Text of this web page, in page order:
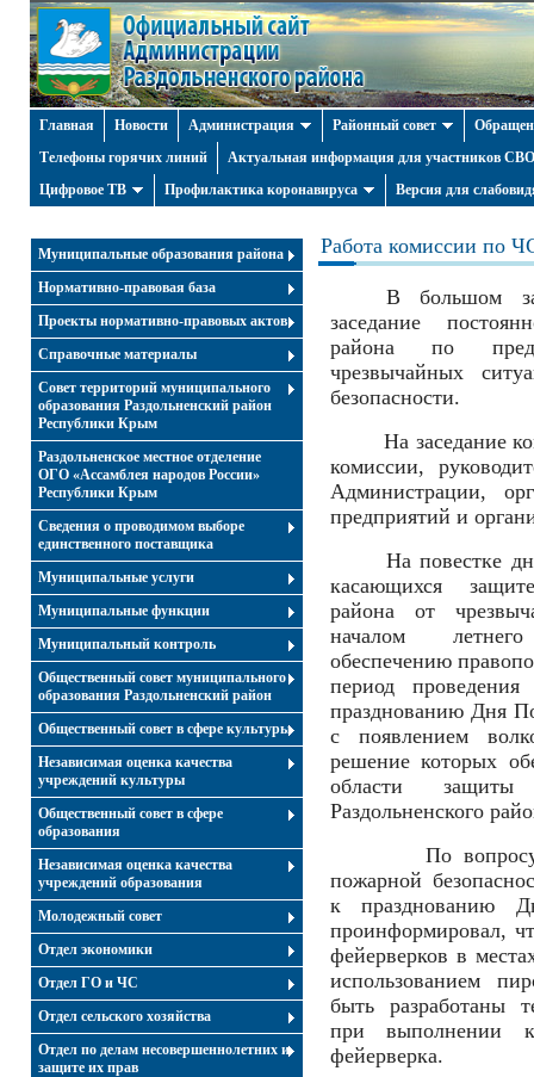
Главная Новости Администрация Районный совет
Телефоны горячих линий
Актуальная информация для участников СВО
Цифровое ТВ
Профилактика коронавируса Версия для
Муниципальные образования района
Нормативно-правовая база
Проекты нормативно-правовых актов
Справочные материалы
Совет территорий муниципального
образования Раздольненский район
Республики Крым
Раздольненское местное отделение
ОГО «Ассамблея народов России»
Республики Крым
Cведения о проводимом выборе
единственного поставщика
Муниципальные услуги
Муниципальные функции
Муниципальный контроль
Общественный совет муниципального
образования Раздольненский район
Общественный совет в сфере культуры
Независимая оценка качества
учреждений культуры
Общественный совет в сфере
образования
Независимая оценка качества
учреждений образования
Молодежный совет
Отдел экономики
Отдел ГО и ЧС
Отдел сельского хозяйства
Отдел по делам несовершеннолетних и
защите их прав
Работа комиссии по
В большом
заседание
района по
чрезвычайных
безопасности.
На заседание
комиссии,
Администрации,
предприятий и
На повестке
касающихся
района от
началом
обеспечению
период
празднованию Дня
с появлением
решение которых
области
Раздольненского
По вопросу
пожарной
к празднованию
проинформировал,
фейерверков в
использованием
быть разработаны
при выполнении
фейерверка.